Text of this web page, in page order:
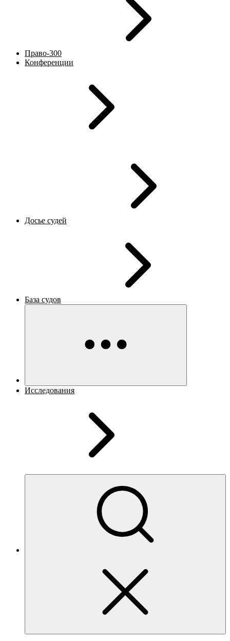
Право-300
Конференции
Досье судей
База судов
Исследования